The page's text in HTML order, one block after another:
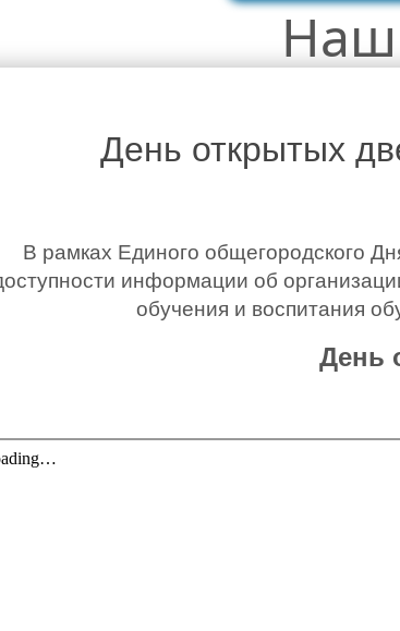
День открытых
В рамках Единого общегородского
информации об
обучения и воспитания
День